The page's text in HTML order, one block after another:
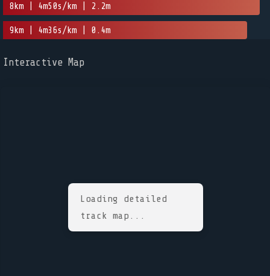
8km | 4m50s/km | 2.2m
9km | 4m36s/km | 0.4m
Interactive Map
Loading detailed
track map...